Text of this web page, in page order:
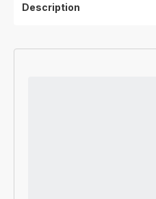
Description